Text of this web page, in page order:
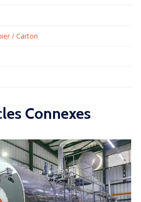
/ Carton
Connexes